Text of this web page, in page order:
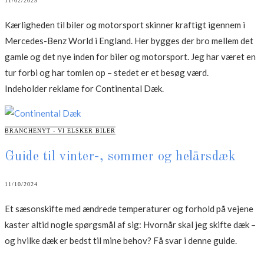
Kærligheden til biler og motorsport skinner kraftigt igennem i
Mercedes-Benz World i England. Her bygges der bro mellem det
gamle og det nye inden for biler og motorsport. Jeg har været en
tur forbi og har tomlen op – stedet er et besøg værd.
Indeholder reklame for Continental Dæk.
CATEGORIES
BRANCHENYT - VI ELSKER BILER
Guide til vinter-, sommer og helårsdæk
11/10/2024
Et sæsonskifte med ændrede temperaturer og forhold på vejene
kaster altid nogle spørgsmål af sig: Hvornår skal jeg skifte dæk –
og hvilke dæk er bedst til mine behov? Få svar i denne guide.